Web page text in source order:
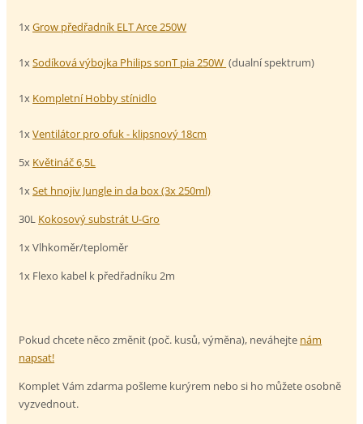
1xGrow předřadník ELT Arce 250W
1xSodíková výbojka Philips sonT pia 250W (dualní spektrum)
1x Kompletní Hobby stínidlo
1xVentilátor pro ofuk - klipsnový 18cm
5x Květináč 6,5L
1xSet hnojiv Jungle in da box (3x 250ml)
30L Kokosový substrát U-Gro
1x Vlhkoměr/teploměr
1x Flexo kabel k předřadníku 2m
Pokud chcete něco změnit (poč. kusů, výměna), neváhejte nám
napsat!
Komplet Vám zdarma pošleme kurýrem nebo si ho můžete osobně
vyzvednout.